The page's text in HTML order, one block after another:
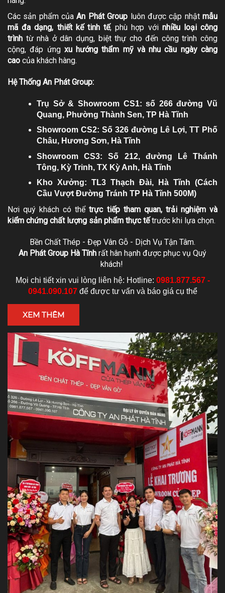
Các sản phẩm củaAn Phát Group luôn được cập nhậtmẫu
mã đa dạng, thiết kế tinh tế, phù hợp với nhiều loại công
trình từ nhà ở dân dụng, biệt thự cho đến công trình công
cộng, đáp ứng xu hướng thẩm mỹ và nhu cầu ngày càng
cao của khách hàng.
Hệ Thống An Phát Group:
Trụ Sở & Showroom CS1: số 266 đường Vũ
Quang, Phường Thành Sen, TP Hà Tĩnh
Showroom CS2: Số 326 đường Lê Lợi, TT Phố
Châu, Hương Sơn, Hà Tĩnh
Showroom CS3: Số 212, đường Lê Thánh
Tông, Kỳ Trinh, TX Kỳ Anh, Hà Tĩnh
Kho Xưởng: TL3 Thạch Đài, Hà Tĩnh (Cách
Cầu Vượt Đường Tránh TP Hà Tĩnh 500M)
Nơi quý khách có thểtrực tiếp tham quan, trải nghiệm và
kiểm chứng chất lượng sản phẩm thực tếtrước khi lựa chọn.
Bền Chất Thép - Đẹp Vân Gỗ - Dịch Vụ Tận Tâm.
An Phát Group Hà Tĩnh rất hân hạnh được phục vụ Quý
khách!
Mọi chi tiết xin vui lòng liên hệ: Hotline: 0981.877.567 -
0941.090.107để được tư vấn và báo giá cụ thể
XEM THÊM